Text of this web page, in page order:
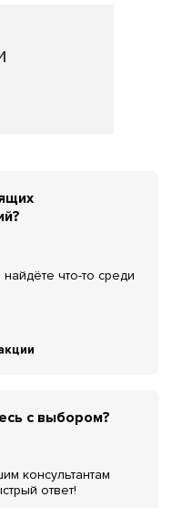
что-то среди
с выбором?
консультантам
ответ!